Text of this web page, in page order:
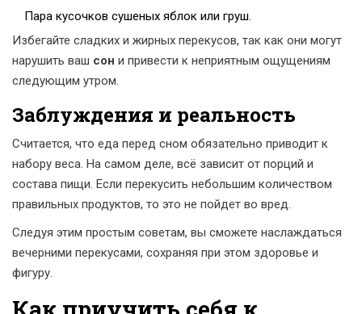
Пара кусочков сушеных яблок или груш.
Избегайте сладких и жирных перекусов, так как они могут
нарушить ваш сон и привести к неприятным ощущениям
следующим утром.
Заблуждения и реальность
Считается, что еда перед сном обязательно приводит к
набору веса. На самом деле, всё зависит от порций и
cостава пищи. Если перекусить небольшим количеством
правильных продуктов, то это не пойдет во вред.
Следуя этим простым советам, вы сможете наслаждаться
вечерними перекусами, сохраняя при этом здоровье и
фигуру.